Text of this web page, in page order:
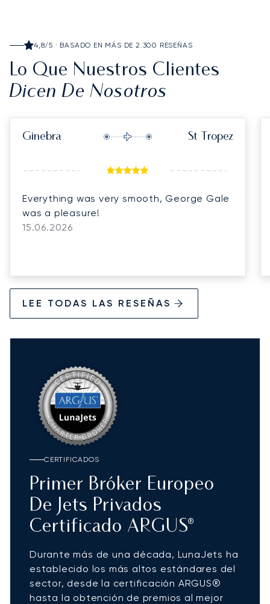
4,8/5 · BASADO EN MÁS DE 2.300 RESEÑAS
Lo Que Nuestros Clientes
Dicen De Nosotros
Ginebra St Tropez
Everything was very smooth, George Gale
was a pleasure!
15.06.2026
LEE TODAS LAS RESEÑAS
CERTIFICADOS
Primer Bróker Europeo
De Jets Privados
Certificado ARGUS®
Durante más de una década, LunaJets ha
establecido los más altos estándares del
sector, desde la certificación ARGUS®
hasta la obtención de premios al mejor